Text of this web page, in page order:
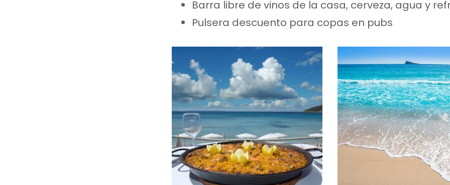
Barra libre de vinos de la casa, cerveza, agua y
Pulsera descuento para copas en pubs